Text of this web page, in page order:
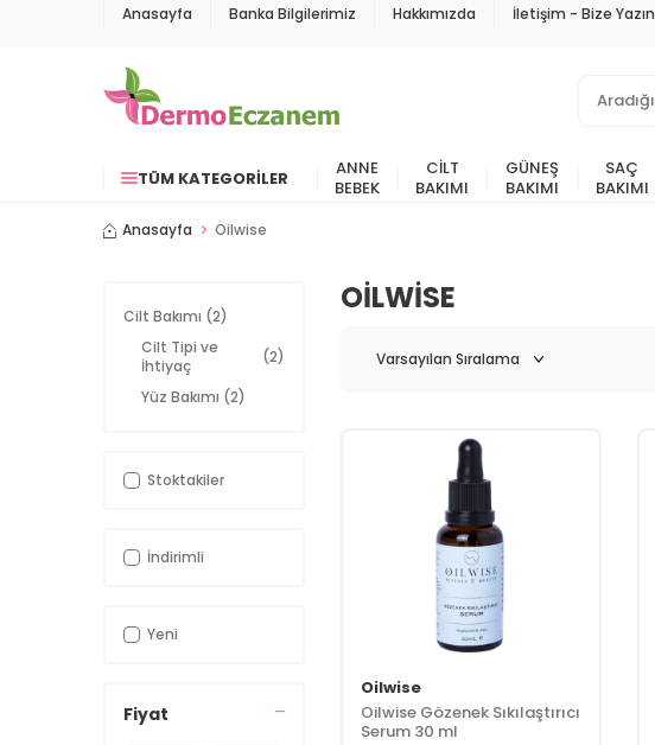
Anasayfa Banka Bilgilerimiz Hakkımızda İletişim - Bize Yazın
TÜM KATEGORILER
ANNE
BEBEK
CILT
BAKIMI
GÜNEŞ
BAKIMI
SAÇ
BAKIMI
Anasayfa Oilwise
Cilt Bakımı (2)
Cilt Tipi ve
İhtiyaç
(2)
Yüz Bakımı (2)
Stoktakiler
İndirimli
Yeni
Fiyat
OILWISE
Oilwise
Oilwise Gözenek Sıkılaştırıcı
Serum 30 ml